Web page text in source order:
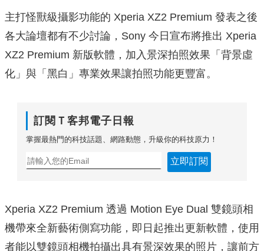
主打怪獸級攝影功能的 Xperia XZ2 Premium 發表之後
各大論壇都有不少討論，Sony 今日宣布將推出 Xperia
XZ2 Premium 新版軟體，加入景深拍照效果「背景虛
化」與「黑白」專業效果讓拍照功能更豐富。
訂閱Ｔ客邦電子日報
掌握最熱門的科技話題、網路動態，升級你的科技原力！
立即訂閱
Xperia XZ2 Premium 透過 Motion Eye Dual 雙鏡頭相
機帶來全新藝術側寫功能，即日起推出更新軟體，使用
者能以雙鏡頭相機拍攝出具有景深效果的照片，讓前方